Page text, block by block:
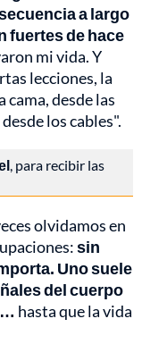
a largo
fuertes de hace
mi vida. Y
lecciones, la
cama, desde las
los cables".
, para recibir las
olvidamos en
sin
Uno suele
del cuerpo
hasta que la vida